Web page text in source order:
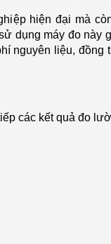
ệp hiện đại mà
dụng máy đo này
nguyên liệu, đồng
các kết quả đo